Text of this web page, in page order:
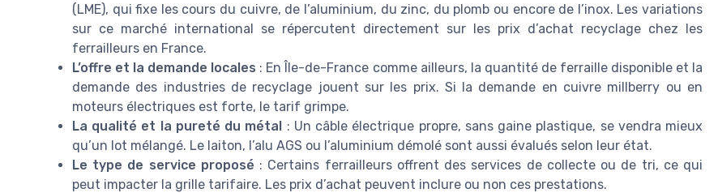
(LME), qui fixe les cours du cuivre, de l’aluminium, du zinc, du plomb ou encore de l’inox. Les variations
sur ce marché international se répercutent directement sur les prix d’achat recyclage chez les
ferrailleurs en France.
L’offre et la demande locales : En Île-de-France comme ailleurs, la quantité de ferraille disponible et la
demande des industries de recyclage jouent sur les prix. Si la demande en cuivre millberry ou en
moteurs électriques est forte, le tarif grimpe.
La qualité et la pureté du métal : Un câble électrique propre, sans gaine plastique, se vendra mieux
qu’un lot mélangé. Le laiton, l’alu AGS ou l’aluminium démolé sont aussi évalués selon leur état.
Le type de service proposé : Certains ferrailleurs offrent des services de collecte ou de tri, ce qui
peut impacter la grille tarifaire. Les prix d’achat peuvent inclure ou non ces prestations.